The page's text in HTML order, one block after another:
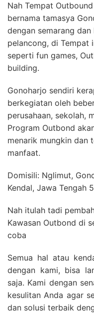
Nah Tempat
bernama tamasya
dengan semarang
pelancong, di Tempat
seperti fun games,
building.
Gonoharjo sendiri
berkegiatan oleh
perusahaan, sekolah,
Program Outbond
menarik mungkin dan
manfaat.
Domisili: Nglimut,
Kendal, Jawa Tengah
Nah itulah tadi
Kawasan Outbond di
coba
Semua hal atau
dengan kami, bisa
saja. Kami dengan
kesulitan Anda agar
dan solusi terbaik